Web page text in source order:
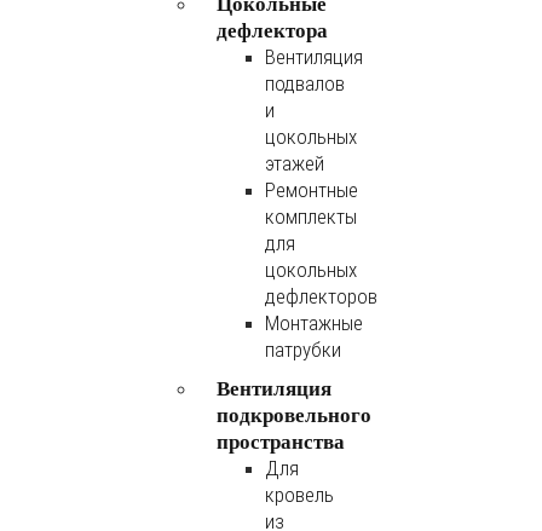
дефлектора
Вентиляция
подвалов
и
цокольных
этажей
Ремонтные
комплекты
для
цокольных
дефлекторов
Монтажные
патрубки
Вентиляция
подкровельного
пространства
Для
кровель
из